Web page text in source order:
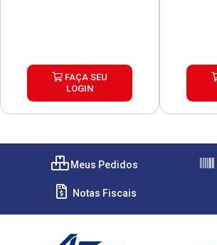
FAÇA SEU
LOGIN
Meus Pedidos
Notas Fiscais